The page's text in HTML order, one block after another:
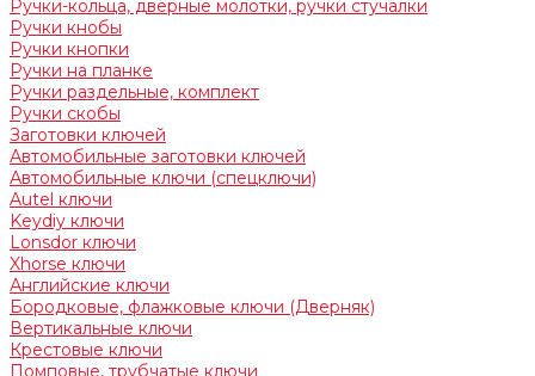
Ручки-кольца, дверные молотки, ручки стучалки
Ручки кнобы
Ручки кнопки
Ручки на планке
Ручки раздельные, комплект
Ручки скобы
Заготовки ключей
Автомобильные заготовки ключей
Автомобильные ключи (спецключи)
Autel ключи
Keydiy ключи
Lonsdor ключи
Xhorse ключи
Английские ключи
Бородковые, флажковые ключи (Дверняк)
Вертикальные ключи
Крестовые ключи
Помповые, трубчатые ключи